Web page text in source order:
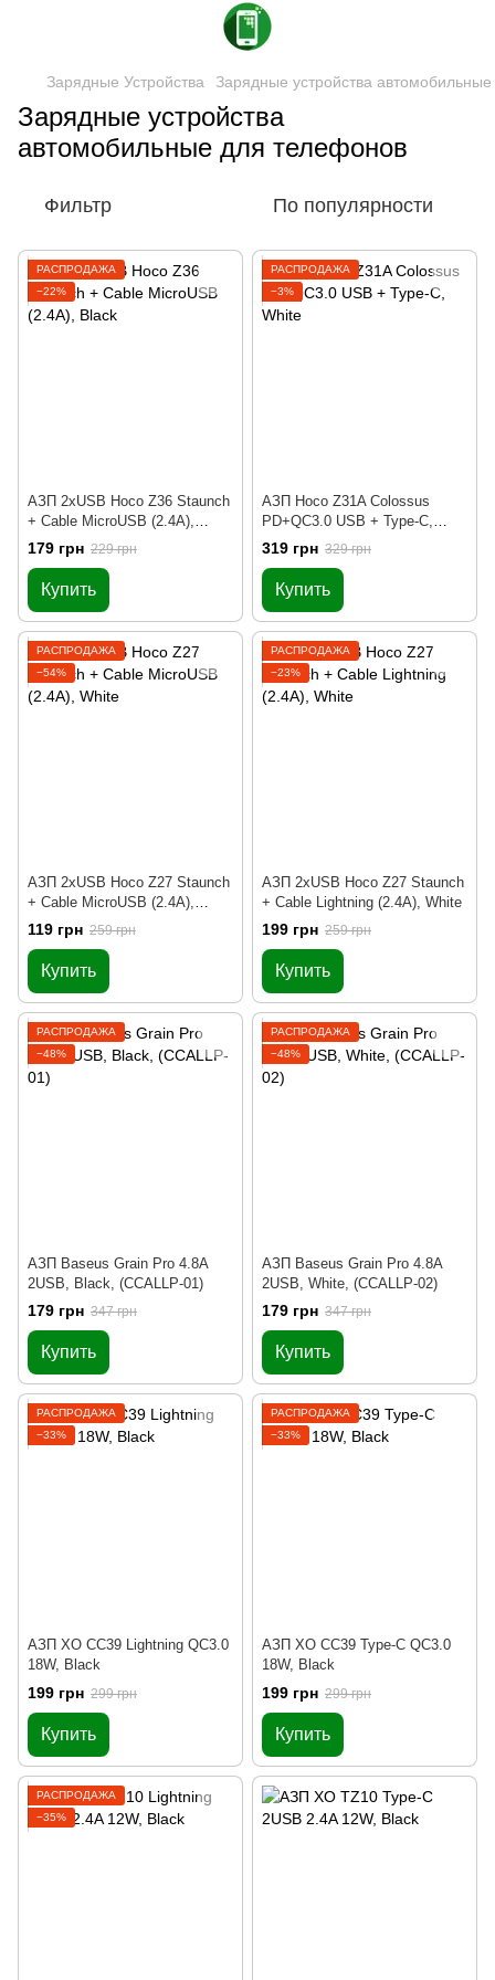
Зарядные Устройства Зарядные устройства автомобильные
Зарядные устройства
автомобильные для телефонов
Фильтр По популярности
РАСПРОДАЖА
−22%
АЗП 2xUSB Hoco Z36 Staunch
+ Cable MicroUSB (2.4A),
Black
179 грн 229 грн
Купить
РАСПРОДАЖА
−3%
АЗП Hoco Z31A Colossus
PD+QC3.0 USB + Type-C,
White
319 грн 329 грн
Купить
РАСПРОДАЖА
−54%
АЗП 2xUSB Hoco Z27 Staunch
+ Cable MicroUSB (2.4A),
White
119 грн 259 грн
Купить
РАСПРОДАЖА
−23%
АЗП 2xUSB Hoco Z27 Staunch
+ Cable Lightning (2.4A), White
199 грн 259 грн
Купить
РАСПРОДАЖА
−48%
АЗП Baseus Grain Pro 4.8A
2USB, Black, (CCALLP-01)
179 грн 347 грн
Купить
РАСПРОДАЖА
−48%
АЗП Baseus Grain Pro 4.8A
2USB, White, (CCALLP-02)
179 грн 347 грн
Купить
РАСПРОДАЖА
−33%
АЗП XO CC39 Lightning QC3.0
18W, Black
199 грн 299 грн
Купить
РАСПРОДАЖА
−33%
АЗП XO CC39 Type-C QC3.0
18W, Black
199 грн 299 грн
Купить
РАСПРОДАЖА
−35%